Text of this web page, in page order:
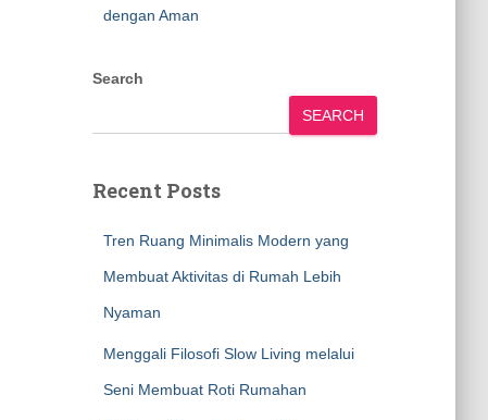
dengan Aman
Search
SEARCH
Recent Posts
Tren Ruang Minimalis Modern yang
Membuat Aktivitas di Rumah Lebih
Nyaman
Menggali Filosofi Slow Living melalui
Seni Membuat Roti Rumahan